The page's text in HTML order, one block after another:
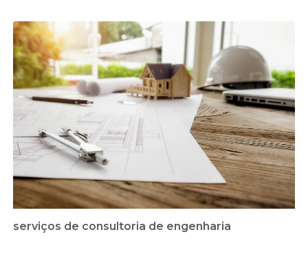
serviços de consultoria de engenharia